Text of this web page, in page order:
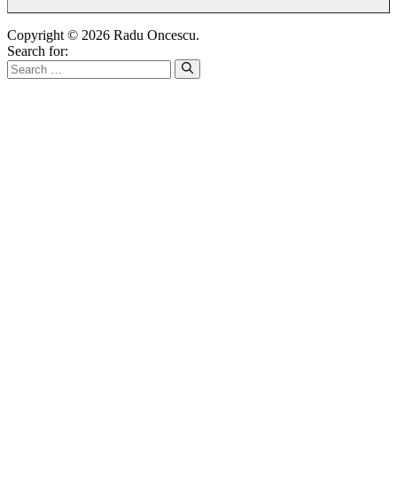
Copyright © 2026 Radu Oncescu.
Search for: